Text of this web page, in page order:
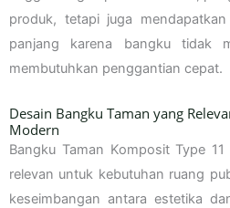
produk, tetapi juga
panjang karena bangku tidak
membutuhkan penggantian cepat.
Desain Bangku Taman yang
Modern
Bangku Taman Komposit Type
relevan untuk kebutuhan ruang
keseimbangan antara estetika